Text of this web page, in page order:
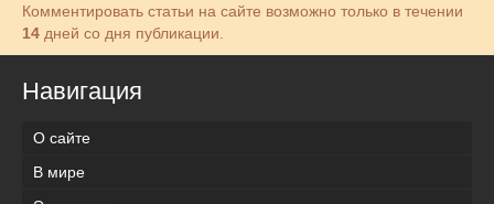
Комментировать статьи на сайте возможно только в течении
14 дней со дня публикации.
Навигация
О сайте
В мире